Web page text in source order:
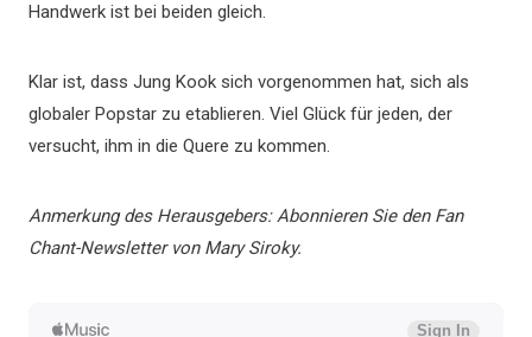
Handwerk ist bei beiden gleich.
Klar ist, dass Jung Kook sich vorgenommen hat, sich als
globaler Popstar zu etablieren. Viel Glück für jeden, der
versucht, ihm in die Quere zu kommen.
Anmerkung des Herausgebers: Abonnieren Sie den Fan
Chant-Newsletter von Mary Siroky.